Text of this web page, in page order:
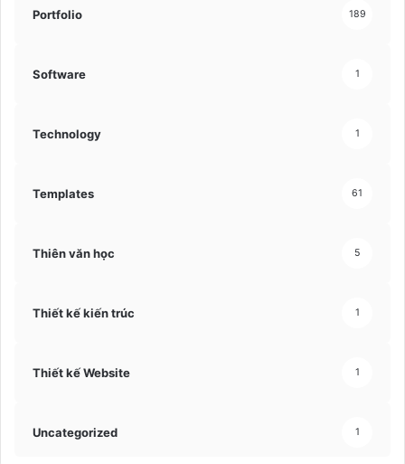
Portfolio 189
Software 1
Technology 1
Templates 61
Thiên văn học 5
Thiết kế kiến trúc 1
Thiết kế Website 1
Uncategorized 1